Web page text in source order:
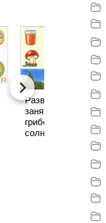
Развивающее
занятие «Стакан,
грибок и
солнечный день».